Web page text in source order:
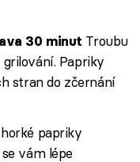
30 minut Troubu
Papriky
stran do zčernání
papriky
vám lépe